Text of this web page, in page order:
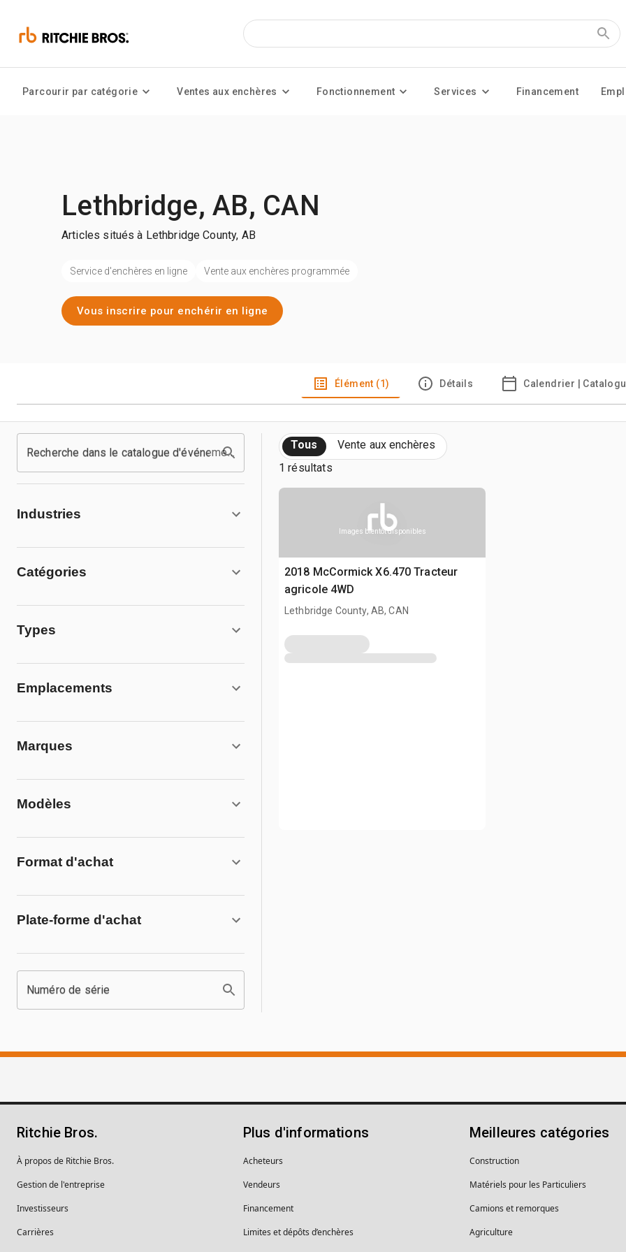
Parcourir par catégorie Ventes aux enchères Fonctionnement Services Financement
Lethbridge, AB, CAN
Articles situés à Lethbridge County, AB
Service d'enchères en ligne Vente aux enchères programmée
Vous inscrire pour enchérir en ligne
Élément (1) Détails Calendrier |
Recherche dans le catalogue d'événements
Industries
Catégories
Types
Emplacements
Marques
Modèles
Format d'achat
Plate-forme d'achat
Numéro de série
Tous
Vente aux enchères
1 résultats
Images bientôt disponibles
2018 McCormick X6.470 Tracteur
agricole 4WD
Lethbridge County, AB, CAN
Ritchie Bros.
À propos de Ritchie Bros.
Gestion de l'entreprise
Investisseurs
Carrières
Plus d'informations
Acheteurs
Vendeurs
Financement
Limites et dépôts d’enchères
Meilleures catégories
Construction
Matériels pour les Particuliers
Camions et remorques
Agriculture